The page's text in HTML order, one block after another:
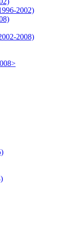
2002)
2008)